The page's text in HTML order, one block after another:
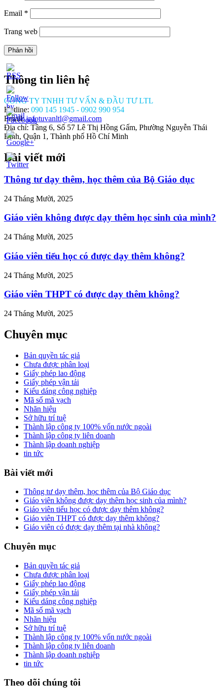
Email *
Trang web
xin-
Thông tin liên hệ
CÔNG TY TNHH TƯ VẤN & ĐẦU TƯ LTL
Hotline: 090 145 1945 - 0902 990 954
Email:infotuvanltl@gmail.com
Địa chỉ: Tầng 6, Số 57 Lê Thị Hồng Gấm, Phường Nguyễn Thái
Bình, Quận 1, Thành phố Hồ Chí Minh
Bài viết mới
Thông tư dạy thêm, học thêm của Bộ Giáo dục
24 Tháng Mười, 2025
Giáo viên không được dạy thêm học sinh của mình?
24 Tháng Mười, 2025
Giáo viên tiểu học có được dạy thêm không?
24 Tháng Mười, 2025
Giáo viên THPT có được dạy thêm không?
24 Tháng Mười, 2025
Chuyên mục
Bản quyền tác giả
Chưa được phân loại
Giấy phép lao động
Giấy phép vận tải
Kiểu dáng công nghiệp
Mã số mã vạch
Nhãn hiệu
Sở hữu trí tuệ
Thành lập công ty 100% vốn nước ngoài
Thành lập công ty liên doanh
Thành lập doanh nghiệp
tin tức
Bài viết mới
Thông tư dạy thêm, học thêm của Bộ Giáo dục
Giáo viên không được dạy thêm học sinh của mình?
Giáo viên tiểu học có được dạy thêm không?
Giáo viên THPT có được dạy thêm không?
Giáo viên có được dạy thêm tại nhà không?
Chuyên mục
Bản quyền tác giả
Chưa được phân loại
Giấy phép lao động
Giấy phép vận tải
Kiểu dáng công nghiệp
Mã số mã vạch
Nhãn hiệu
Sở hữu trí tuệ
Thành lập công ty 100% vốn nước ngoài
Thành lập công ty liên doanh
Thành lập doanh nghiệp
tin tức
Theo dõi chúng tôi